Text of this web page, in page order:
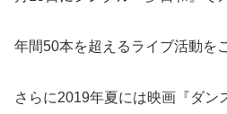
年間50本を超えるライブ活動を
さらに2019年夏には映画『ダン